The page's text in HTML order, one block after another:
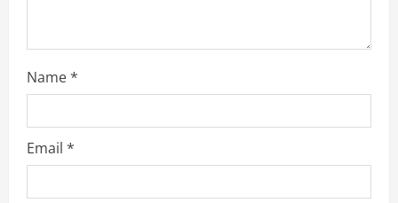
Name*
Email *